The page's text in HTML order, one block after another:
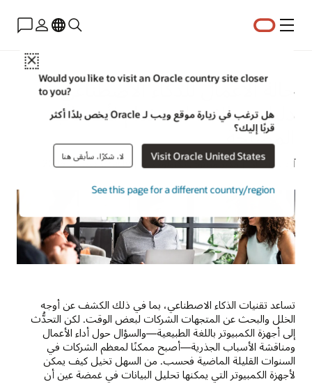
القائمة
Close
Would you like to visit an Oracle country site closer
to you?
هل ترغب في زيارة موقع ويب لـ Oracle يخص بلدًا أكثر
قربًا إليك؟
Visit Oracle United States لا، شكرًا، سأبقى هنا
See this page for a different country/region
حالة الأعمال للذكاء الاصطناعي:
دليل وحالات استخدام لأصحاب
المصلحة
آرت ويتمان | مدير محتوى تكنولوجيا Oracle | 8 سبتمبر 2025
تساعد تقنيات الذكاء الاصطناعي، بما في ذلك الكشف عن أوجه
الخلل والبحث عن المتجهات الشركات لبعض الوقت. لكن التحدُّث
إلى أجهزة الكمبيوتر باللغة الطبيعية—والسؤال حول أداء الأعمال
ومناقشة الأسباب الجذرية—أصبح ممكنًا لمعظم الشركات في
السنوات القليلة الماضية فحسب. من السهل تخيل كيف يمكن
لأجهزة الكمبيوتر التي يمكنها تحليل البيانات في غمضة عين أن